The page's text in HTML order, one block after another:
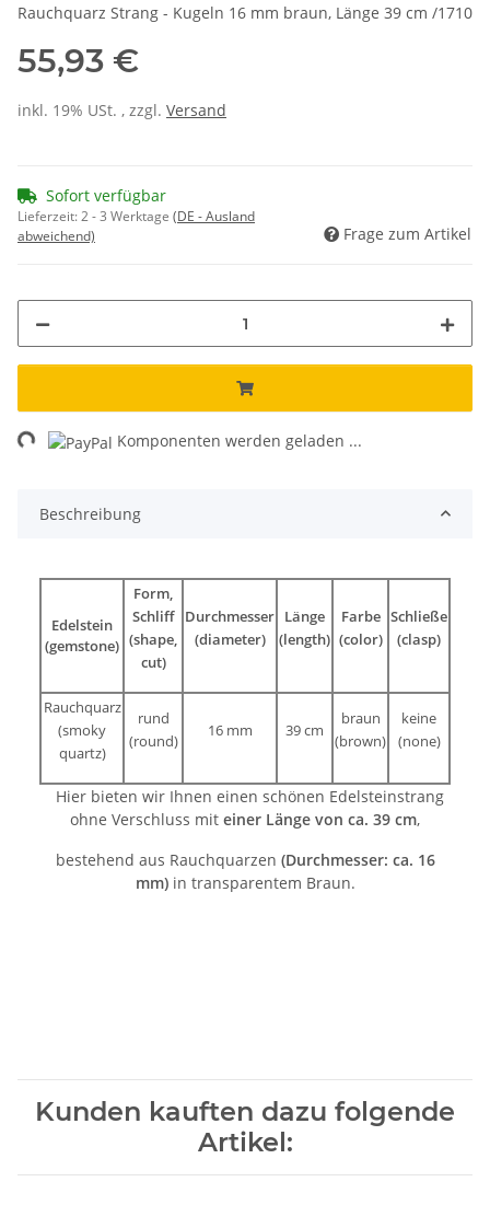
Rauchquarz Strang - Kugeln 16 mm braun, Länge 39 cm /1710
55,93 €
inkl. 19% USt. , zzgl. Versand
Sofort verfügbar
Lieferzeit:2 - 3 Werktage (DE - Ausland
abweichend)
Frage zum Artikel
Komponenten werden geladen ...
Beschreibung
Edelstein
(gemstone)
Form,
Schliff
(shape,
cut)
Durchmesser
(diameter)
Länge
(length)
Farbe
(color)
Schließe
(clasp)
Rauchquarz
(smoky
quartz)
rund
(round)
16 mm 39 cm
braun
(brown)
keine
(none)
Hier bieten wir Ihnen einen schönen Edelsteinstrang
ohne Verschluss mit einer Länge von ca. 39 cm,
bestehend aus Rauchquarzen (Durchmesser: ca. 16
mm) in transparentem Braun.
Kunden kauften dazu folgende
Artikel: